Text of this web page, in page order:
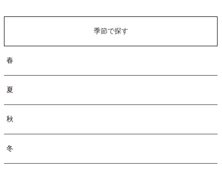
季節で探す
春
夏
秋
冬